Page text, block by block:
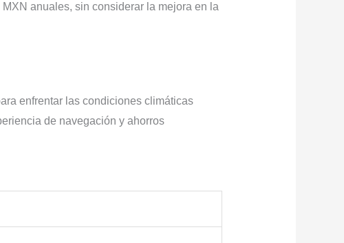
anuales, sin considerar la mejora en la
enfrentar las condiciones climáticas
de navegación y ahorros